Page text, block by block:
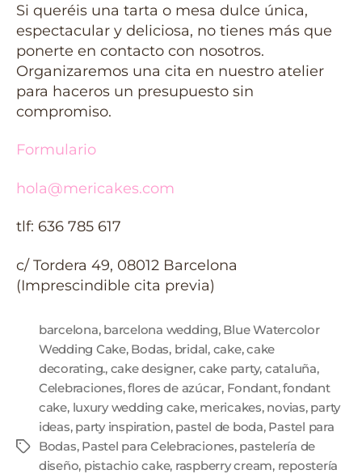
Si queréis una tarta o mesa dulce única,
espectacular y deliciosa, no tienes más que
ponerte en contacto con nosotros.
Organizaremos una cita en nuestro atelier
para haceros un presupuesto sin
compromiso.
Formulario
hola@mericakes.com
tlf: 636 785 617
c/ Tordera 49, 08012 Barcelona
(Imprescindible cita previa)
barcelona, barcelona wedding, Blue Watercolor
Wedding Cake, Bodas, bridal, cake,cake
decorating., cake designer, cake party, cataluña,
Celebraciones,flores de azúcar, Fondant,fondant
cake, luxury wedding cake, mericakes, novias, party
ideas, party inspiration, pastel de boda, Pastel para
Bodas, Pastel para Celebraciones, pastelería de
diseño, pistachio cake, raspberry cream, repostería